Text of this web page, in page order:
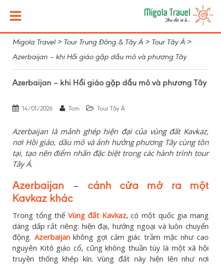
Migola Travel> Tour Trung Đông & Tây Á > Tour Tây Á >
Azerbaijan – khi Hồi giáo gặp dầu mỏ và phương Tây
Azerbaijan – khi Hồi giáo gặp dầu mỏ và phương Tây
14/01/2026 Tom Tour Tây Á
Azerbaijan là mảnh ghép hiện đại của vùng đất Kavkaz,
nơi Hồi giáo, dầu mỏ và ảnh hưởng phương Tây cùng tồn
tại, tạo nên điểm nhấn đặc biệt trong các hành trình tour
Tây Á.
Azerbaijan – cánh cửa mở ra một
Kavkaz khác
Trong tổng thểVùng đất Kavkaz, có một quốc gia mang
dáng dấp rất riêng: hiện đại, hướng ngoại và luôn chuyển
động. Azerbaijankhông gợi cảm giác trầm mặc như cao
nguyên Kitô giáo cổ, cũng không thuần túy là một xã hội
truyền thống khép kín. Vùng đất này hiện lên như nơi